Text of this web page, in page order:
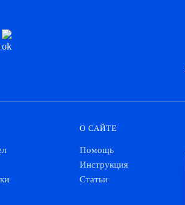
О САЙТЕ
Помощь
Инструкция
Статьи